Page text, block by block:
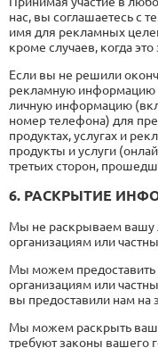
нас, вы соглашаетесь с
имя для рекламных
кроме случаев, когда
Если вы не решили
рекламную информацию
личную информацию
номер телефона) для
продуктах, услугах и
продукты и услуги
третьих сторон,
6. РАСКРЫТИЕ
Мы не раскрываем
организациям или
Мы можем предоставить
организациям или
вы предоставили нам на
Мы можем раскрыть
требуют законы вашего